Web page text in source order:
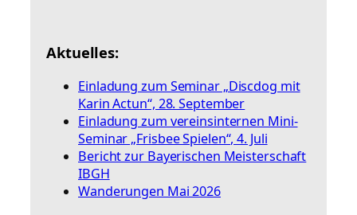
Aktuelles:
Einladung zum Seminar „Discdog mit
Karin Actun“, 28. September
Einladung zum vereinsinternen Mini-
Seminar „Frisbee Spielen“, 4. Juli
Bericht zur Bayerischen Meisterschaft
IBGH
Wanderungen Mai 2026